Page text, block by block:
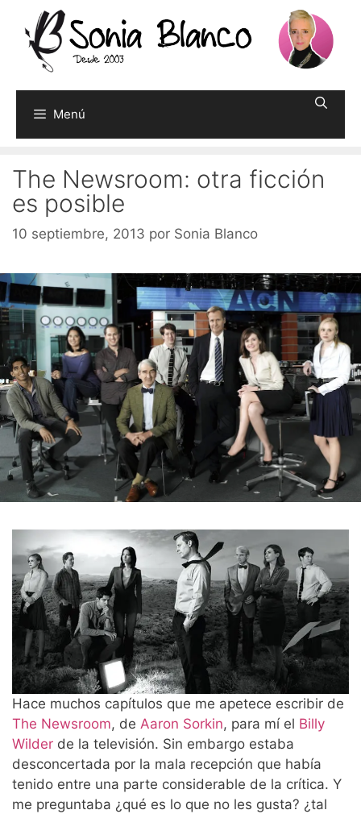
contenido
Menú
The Newsroom: otra ficción
es posible
10 septiembre, 2013 por Sonia Blanco
Hace muchos capítulos que me apetece escribir de
The Newsroom, de Aaron Sorkin, para mí el Billy
Wilder de la televisión. Sin embargo estaba
desconcertada por la mala recepción que había
tenido entre una parte considerable de la crítica. Y
me preguntaba ¿qué es lo que no les gusta? ¿tal